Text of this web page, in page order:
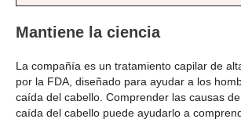
Mantiene la ciencia
La compañía es un tratamiento capilar de
por la FDA, diseñado para ayudar a los
caída del cabello. Comprender las causas
caída del cabello puede ayudarlo a